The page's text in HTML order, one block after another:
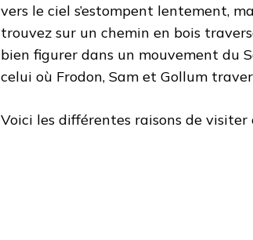
vers le ciel s’estompent lentement,
trouvez sur un chemin en bois
bien figurer dans un mouvement du
celui où Frodon, Sam et Gollum
Voici les différentes raisons de visiter